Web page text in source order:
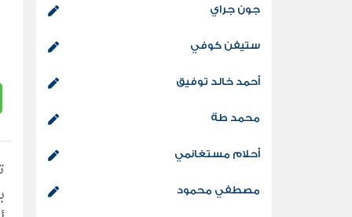
جون جراي
ستيفن كوفي
أحمد خالد توفيق
محمد طة
أحلام مستغانمي
مصطفي محمود